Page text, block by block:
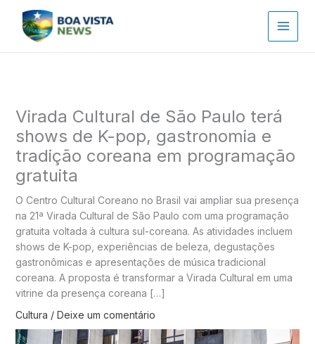
Virada Cultural de São Paulo terá
shows de K-pop, gastronomia e
tradição coreana em programação
gratuita
O Centro Cultural Coreano no Brasil vai ampliar sua presença
na 21ª Virada Cultural de São Paulo com uma programação
gratuita voltada à cultura sul-coreana. As atividades incluem
shows de K-pop, experiências de beleza, degustações
gastronômicas e apresentações de música tradicional
coreana. A proposta é transformar a Virada Cultural em uma
vitrine da presença coreana […]
Cultura / Deixe um comentário